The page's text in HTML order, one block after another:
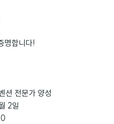
명합니다!
션 전문가 양성
2일